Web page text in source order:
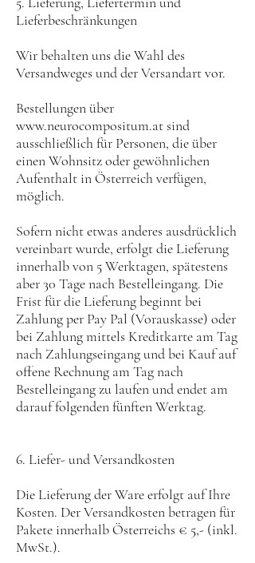
Lieferbeschränkungen
Wir behalten uns die Wahl des
Versandweges und der Versandart vor.
Bestellungen über
www.neurocompositum.at sind
ausschließlich für Personen, die über
einen Wohnsitz oder gewöhnlichen
Aufenthalt in Österreich verfügen,
möglich.
Sofern nicht etwas anderes ausdrücklich
vereinbart wurde, erfolgt die Lieferung
innerhalb von 5 Werktagen, spätestens
aber 30 Tage nach Bestelleingang. Die
Frist für die Lieferung beginnt bei
Zahlung per Pay Pal (Vorauskasse) oder
bei Zahlung mittels Kreditkarte am Tag
nach Zahlungseingang und bei Kauf auf
offene Rechnung am Tag nach
Bestelleingang zu laufen und endet am
darauf folgenden fünften Werktag.
6. Liefer- und Versandkosten
Die Lieferung der Ware erfolgt auf Ihre
Kosten. Der Versandkosten betragen für
Pakete innerhalb Österreichs € 5,- (inkl.
MwSt.).